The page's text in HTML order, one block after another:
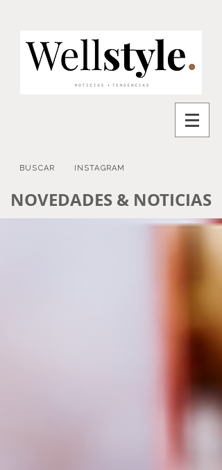
BUSCAR INSTAGRAM
NOVEDADES & NOTICIAS